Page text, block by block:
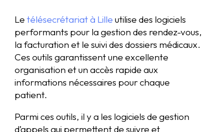
Le télésecrétariat à Lille utilise des logiciels
performants pour la gestion des rendez-vous,
la facturation et le suivi des dossiers médicaux.
Ces outils garantissent une excellente
organisation et un accès rapide aux
informations nécessaires pour chaque
patient.
Parmi ces outils, il y a les logiciels de gestion
d’appels qui permettent de suivre et